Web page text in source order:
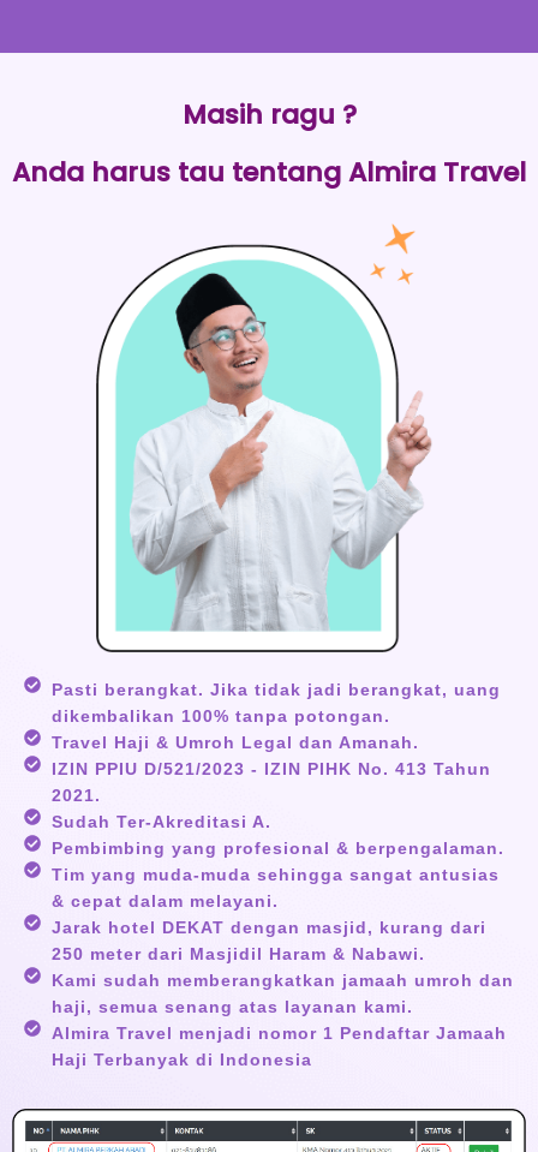
Masih ragu ?
Anda harus tau tentang Almira Travel
Pasti berangkat. Jika tidak jadi berangkat, uang
dikembalikan 100% tanpa potongan.
Travel Haji & Umroh Legal dan Amanah.
IZIN PPIU D/521/2023 - IZIN PIHK No. 413 Tahun
2021.
Sudah Ter-Akreditasi A.
Pembimbing yang profesional & berpengalaman.
Tim yang muda-muda sehingga sangat antusias
& cepat dalam melayani.
Jarak hotel DEKAT dengan masjid, kurang dari
250 meter dari Masjidil Haram & Nabawi.
Kami sudah memberangkatkan jamaah umroh dan
haji, semua senang atas layanan kami.
Almira Travel menjadi nomor 1 Pendaftar Jamaah
Haji Terbanyak di Indonesia